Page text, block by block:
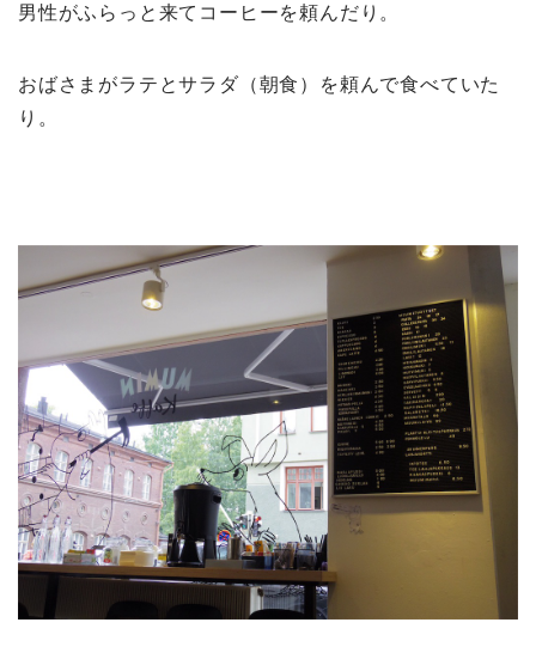
男性がふらっと来てコーヒーを頼んだり。
おばさまがラテとサラダ（朝食）を頼んで食べていた
り。